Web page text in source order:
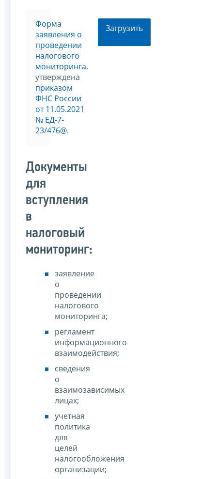
Форма
заявления о
проведении
налогового
мониторинга,
утверждена
приказом
ФНС России
от 11.05.2021
№ EД-7-
23/476@.
Загрузить
Документы
для
вступления
в
налоговый
мониторинг:
заявление
о
проведении
налогового
мониторинга;
регламент
информационного
взаимодействия;
сведения
о
взаимозависимых
лицах;
учетная
политика
для
целей
налогообложения
организации;